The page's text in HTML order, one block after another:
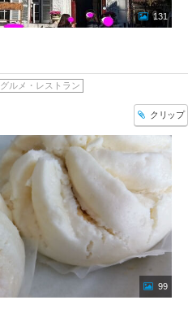
131
グルメ・レストラン
クリップ
99